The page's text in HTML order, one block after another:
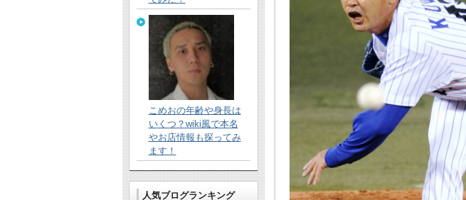
こめおの年齢や身長は
いくつ？wiki風で本名
やお店情報も探ってみ
ます！
人気ブログランキング